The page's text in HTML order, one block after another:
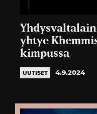
yhtye
kimpussa
UUTISET 4.9.2024